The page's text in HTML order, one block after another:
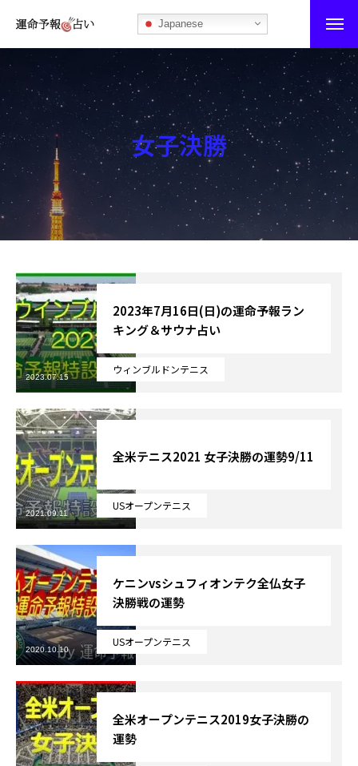
Japanese
運命予報占い
運命予報占いとは
あなたの所属部屋を探そう！
最恐の相性占い
秘伝公開！吉凶カレンダー
記事カテゴリー
ブログ
お知らせ
芸能界
テニス
スポーツ
競馬
社会
テニス四大大会・五輪
テニス四大大会・五輪
鑑定及び出演依頼
YouTube
Online Store
女子決勝
ウィンブルドンテニス
2023年7月16日(日)の運命予報ラン
キング＆サウナ占い
2023.07.15
USオープンテニス
全米テニス2021 女子決勝の運勢9/11
2021.09.11
USオープンテニス
ケニンvsシュフィオンテク全仏女子
決勝戦の運勢
2020.10.10
全米オープンテニス2019女子決勝の
運勢